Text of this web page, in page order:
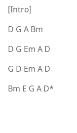
[Intro]
D G A Bm
D G Em A D
G D Em A D
Bm E G A D*